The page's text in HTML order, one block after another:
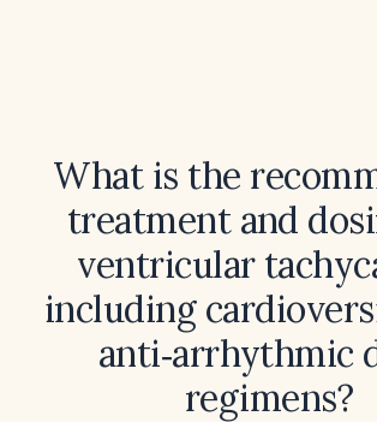
What is the
treatment and
ventricular
including
anti‑arrhythmic
regimens?